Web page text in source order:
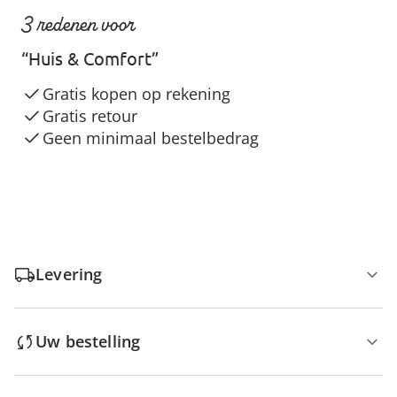
3 redenen voor
“Huis & Comfort”
Gratis kopen op rekening
Gratis retour
Geen minimaal bestelbedrag
Levering
Uw bestelling